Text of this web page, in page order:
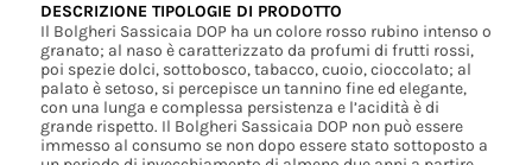
DESCRIZIONE TIPOLOGIE DI PRODOTTO
Il Bolgheri Sassicaia DOP ha un colore rosso rubino intenso o
granato; al naso è caratterizzato da profumi di frutti rossi,
poi spezie dolci, sottobosco, tabacco, cuoio, cioccolato; al
palato è setoso, si percepisce un tannino fine ed elegante,
con una lunga e complessa persistenza e l’acidità è di
grande rispetto. Il Bolgheri Sassicaia DOP non può essere
immesso al consumo se non dopo essere stato sottoposto a